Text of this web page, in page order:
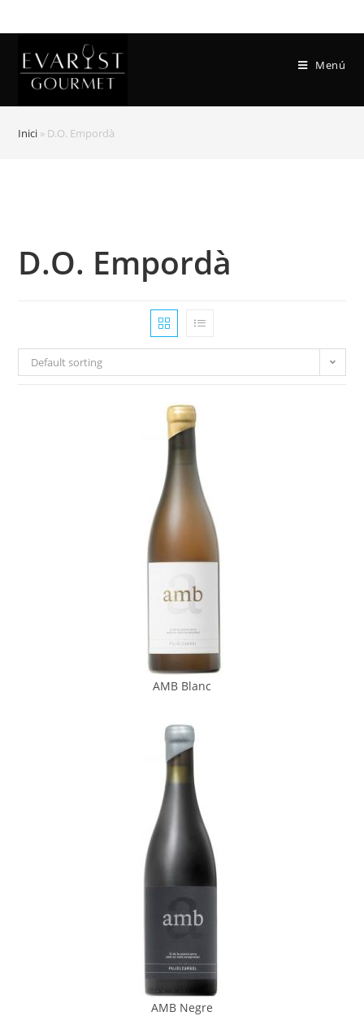
Menú
Inici » D.O. Empordà
D.O. Empordà
Default sorting
AMB Blanc
AMB Negre